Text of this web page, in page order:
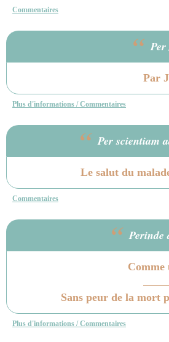
Commentaires
“ Per
Par
Plus d'informations / Commentaires
“ Per scientiam
Le salut du
Commentaires
“ Perinde
Comme
Sans peur de la mort
Plus d'informations / Commentaires